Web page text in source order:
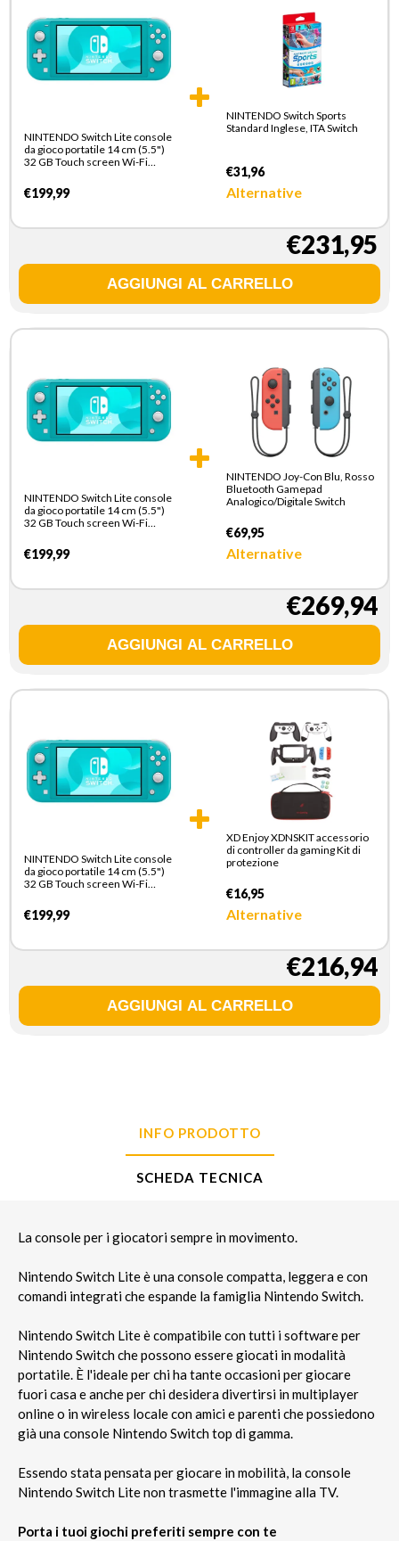
NINTENDO Switch Lite console
da gioco portatile 14 cm (5.5")
32 GB Touch screen Wi-Fi
€199,99
NINTENDO Switch Sports
Standard Inglese, ITA Switch
€31,96
Alternative
€231,95
NINTENDO Switch Lite console
da gioco portatile 14 cm (5.5")
32 GB Touch screen Wi-Fi
€199,99
NINTENDO Joy-Con Blu, Rosso
Bluetooth Gamepad
Analogico/Digitale Switch
€69,95
Alternative
€269,94
NINTENDO Switch Lite console
da gioco portatile 14 cm (5.5")
32 GB Touch screen Wi-Fi
€199,99
XD Enjoy XDNSKIT accessorio
di controller da gaming Kit di
protezione
€16,95
Alternative
€216,94
INFO PRODOTTO
SCHEDA TECNICA
La console per i giocatori sempre in movimento.
Nintendo Switch Lite è una console compatta, leggera e con
comandi integrati che espande la famiglia Nintendo Switch.
Nintendo Switch Lite è compatibile con tutti i software per
Nintendo Switch che possono essere giocati in modalità
portatile. È l'ideale per chi ha tante occasioni per giocare
fuori casa e anche per chi desidera divertirsi in multiplayer
online o in wireless locale con amici e parenti che possiedono
già una console Nintendo Switch top di gamma.
Essendo stata pensata per giocare in mobilità, la console
Nintendo Switch Lite non trasmette l'immagine alla TV.
Porta i tuoi giochi preferiti sempre con te